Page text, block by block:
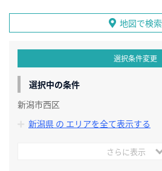
地図で検索
選択条件変更
選択中の条件
新潟市西区
新潟県 の エリアを全て表示する
さらに表示